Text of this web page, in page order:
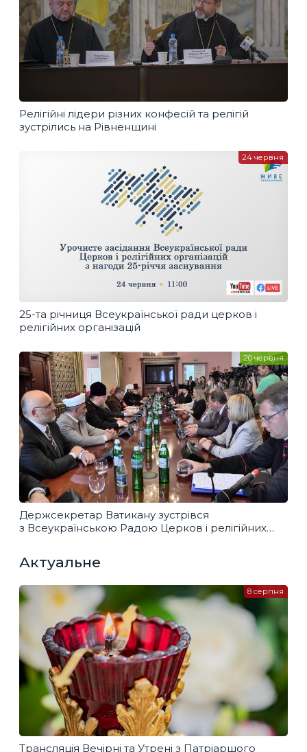
Релігійні лідери різних конфесій та релігій
зустрілись на Рівненщині
25-та річниця Всеукраїнської ради церков і
релігійних організацій
24 червня
Держсекретар Ватикану зустрівся
з Всеукраїнською Радою Церков і релігійних
20 червня
Актуальне
Трансляція Вечірні та Утрені з Патріаршого
8 серпня